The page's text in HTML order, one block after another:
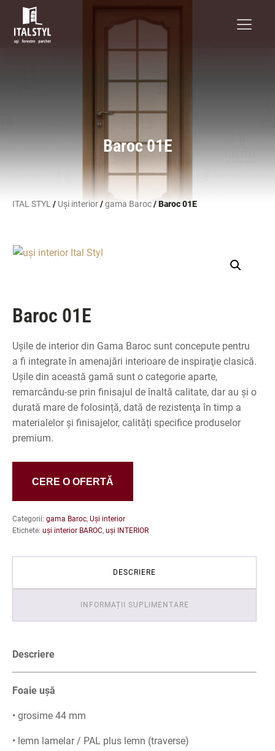
Baroc 01E
ITAL STYL / Uși interior/gama Baroc/ Baroc 01E
Baroc 01E
Ușile de interior din Gama Baroc sunt concepute pentru
a fi integrate în amenajări interioare de inspiraţie clasică.
Ușile din această gamă sunt o categorie aparte,
remarcându-se prin finisajul de înaltă calitate, dar au și o
durată mare de folosință, dată de rezistenţa în timp a
materialelor și finisajelor, calități specifice produselor
premium.
CERE O OFERTĂ
Categorii: gama Baroc, Uși interior
Etichete: uși interior BAROC, uși INTERIOR
DESCRIERE
INFORMAȚII SUPLIMENTARE
Descriere
Foaie ușă
• grosime 44 mm
• lemn lamelar / PAL plus lemn (traverse)